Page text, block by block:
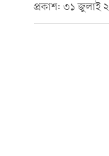
প্রকাশ: ৩১ জুলাই